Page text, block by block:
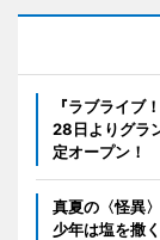
『ラブライブ
28日よりグラ
定オープン！
真夏の〈怪異
少年は塩を撒